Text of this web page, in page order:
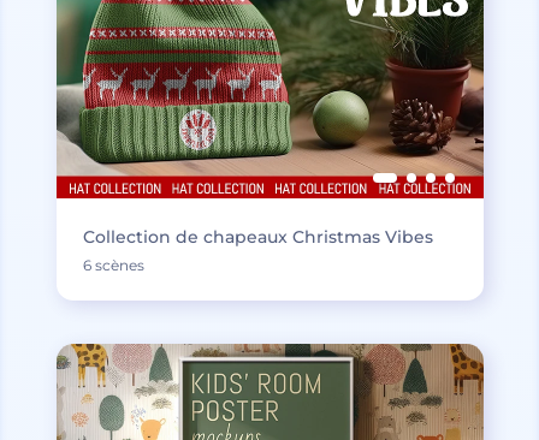
Collection de chapeaux Christmas Vibes
6 scènes